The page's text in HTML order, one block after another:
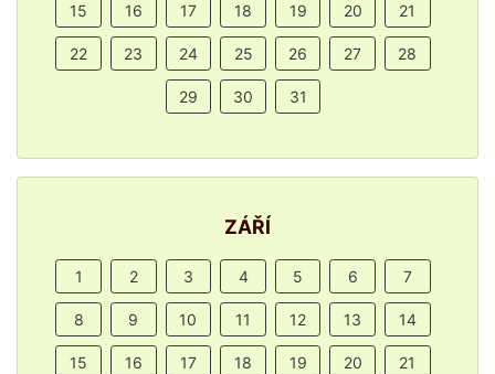
15 16 17 18 19 20 21
22 23 24 25 26 27 28
29 30 31
ZÁŘÍ
1 2 3 4 5 6 7
8 9 10 11 12 13 14
15 16 17 18 19 20 21